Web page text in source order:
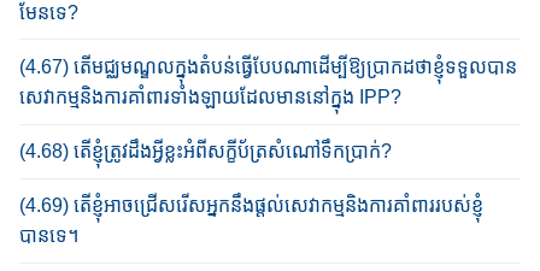
មែនទេ?​
(4.67) តើ​មជ្ឈ​មណ្ឌល​ក្នុងតំ​បន់​ធ្វើបែប​ណា​ដើម្បី​ឱ្យ​ប្រាកដ​ថា​ខ្ញុំ​ទទួល​បាន​
សេវាកម្មនិង​ការគាំ​ពារ​ទាំងឡាយ​ដែល​មាននៅក្នុង IPP?
(4.68) តើខ្ញុំត្រូវដឹងអ្វីខ្លះអំពីសក្ខីប័ត្រ​សំណៅ​​ទឹកប្រាក់?
(4.69) តើខ្ញុំ​អាច​ជ្រើសរើស​អ្នក​នឹង​ផ្តល់​សេវាកម្មនិង​ការគាំពាររបស់ខ្ញុំ​
បានទេ។